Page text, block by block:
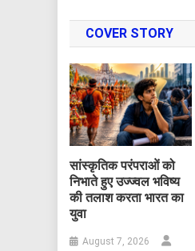
COVER STORY
सांस्कृतिक परंपराओं को
निभाते हुए उज्ज्वल भविष्य
की तलाश करता भारत का
युवा
August 7, 2026